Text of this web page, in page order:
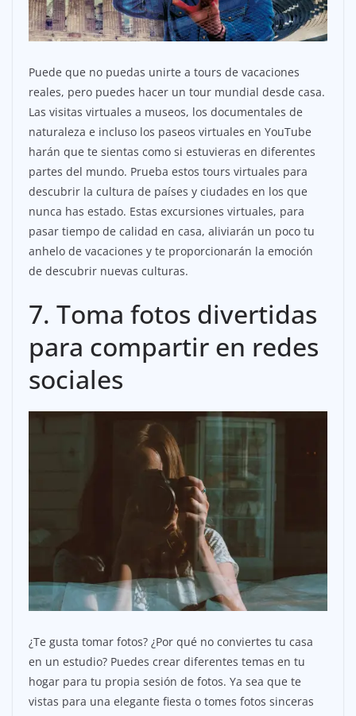
Puede que no puedas unirte a tours de vacaciones
reales, pero puedes hacer un tour mundial desde casa.
Las visitas virtuales a museos, los documentales de
naturaleza e incluso los paseos virtuales en YouTube
harán que te sientas como si estuvieras en diferentes
partes del mundo. Prueba estos tours virtuales para
descubrir la cultura de países y ciudades en los que
nunca has estado. Estas excursiones virtuales, para
pasar tiempo de calidad en casa, aliviarán un poco tu
anhelo de vacaciones y te proporcionarán la emoción
de descubrir nuevas culturas.
7. Toma fotos divertidas
para compartir en redes
sociales
¿Te gusta tomar fotos? ¿Por qué no conviertes tu casa
en un estudio? Puedes crear diferentes temas en tu
hogar para tu propia sesión de fotos. Ya sea que te
vistas para una elegante fiesta o tomes fotos sinceras